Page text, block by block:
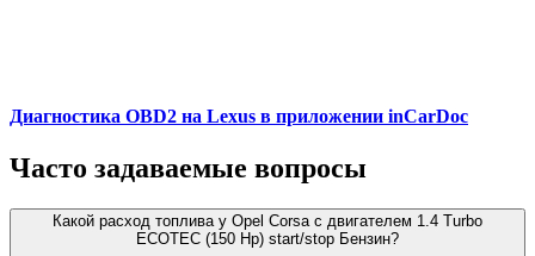
Диагностика OBD2 на Lexus в приложении inCarDoc
Часто задаваемые вопросы
Какой расход топлива у Opel Corsa с двигателем 1.4 Turbo
ECOTEC (150 Hp) start/stop Бензин?